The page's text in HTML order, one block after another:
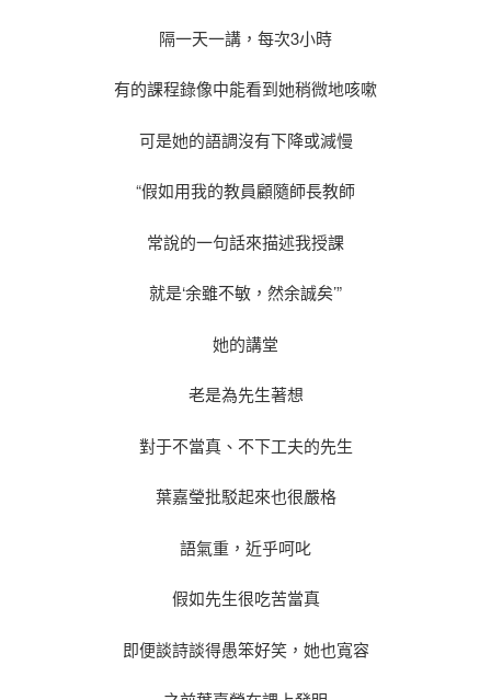
隔一天一講，每次3小時
有的課程錄像中能看到她稍微地咳嗽
可是她的語調沒有下降或減慢
“假如用我的教員顧隨師長教師
常說的一句話來描述我授課
就是‘余雖不敏，然余誠矣’”
她的講堂
老是為先生著想
對于不當真、不下工夫的先生
葉嘉瑩批駁起來也很嚴格
語氣重，近乎呵叱
假如先生很吃苦當真
即便談詩談得愚笨好笑，她也寬容